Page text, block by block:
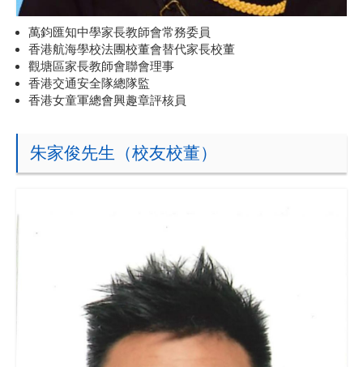
萬鈞匯知中學家長教師會常務委員
香港航海學校法團校董會替代家長校董
觀塘區家長教師會聯會理事
香港交通安全隊總隊監
香港女童軍總會興趣章評核員
朱家俊先生（校友校董）